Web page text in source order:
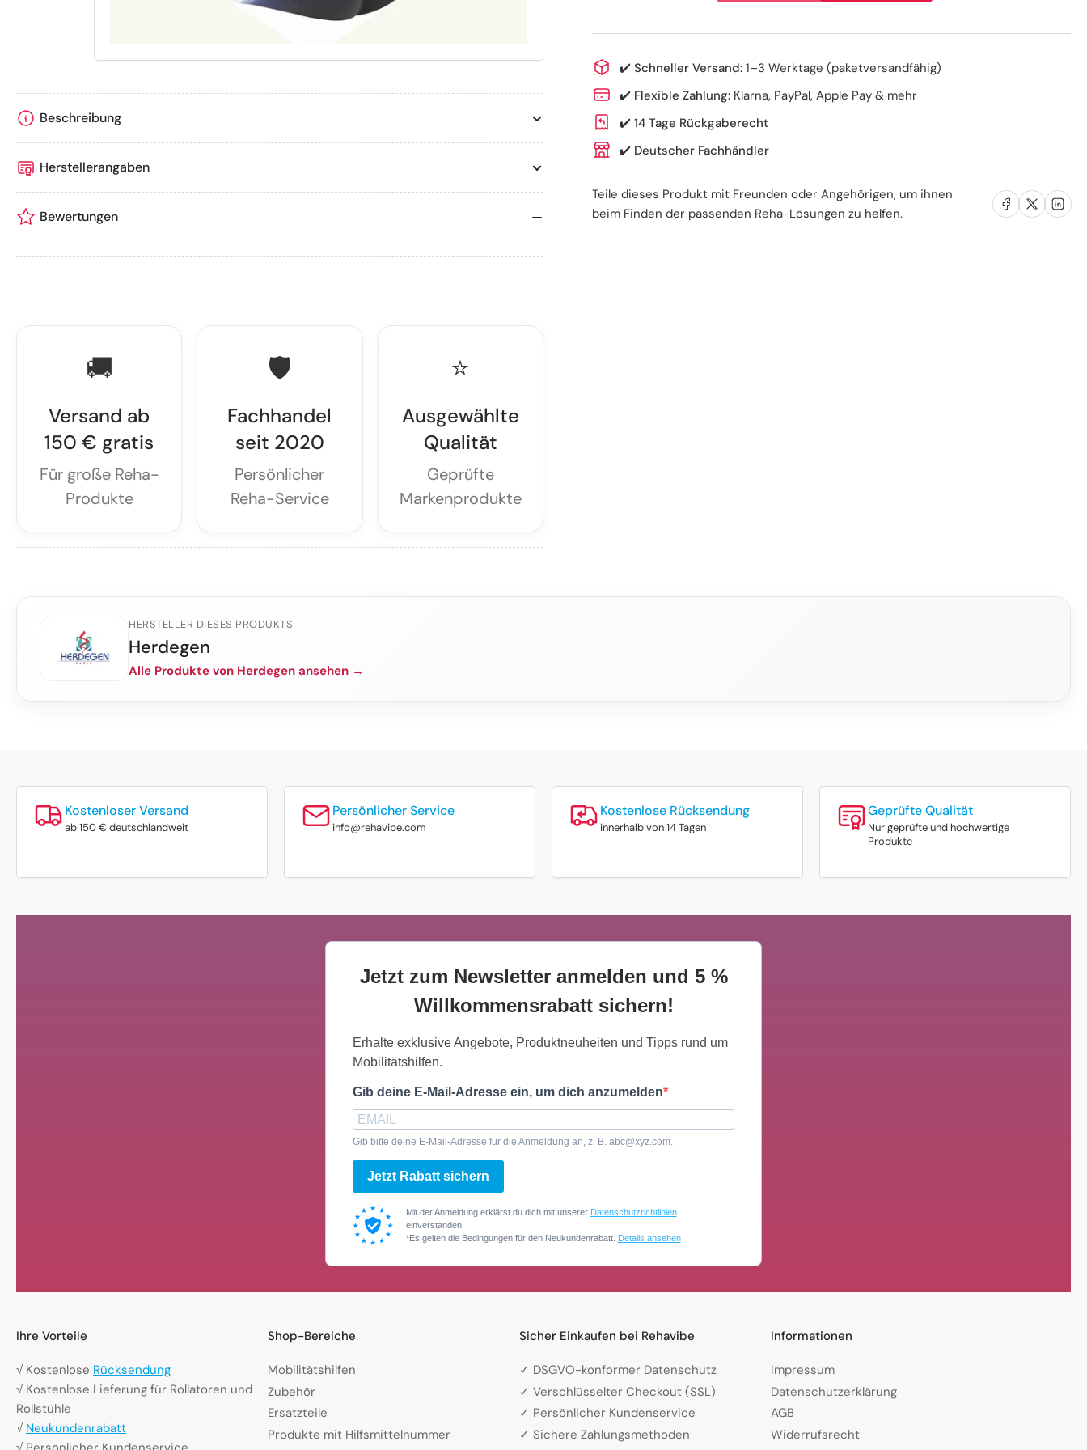
Sicherheitsleuchte
Gehhilfen
-
Silverlux®
erhöhen
Sicherheitsleuchte
Gehhilfen
-
✔️ Schneller Versand: 1–3 Werktage (paketversandfähig)
✔️ Flexible Zahlung: Klarna, PayPal, Apple Pay & mehr
✔️ 14 Tage Rückgaberecht
✔️ Deutscher Fachhändler
Teile dieses Produkt mit Freunden oder Angehörigen, um ihnen
beim Finden der passenden Reha-Lösungen zu helfen.
Auf Facebook teilenAuf X teilenAuf LinkedIn
Beschreibung
Herstellerangaben
Bewertungen
🚚
Versand ab
150 € gratis
Für große Reha-
Produkte
🛡️
Fachhandel
seit 2020
Persönlicher
Reha-Service
⭐
Ausgewählte
Qualität
Geprüfte
Markenprodukte
HERSTELLER DIESES PRODUKTS
Herdegen
Alle Produkte von Herdegen ansehen →
Kostenloser Versand
ab 150 € deutschlandweit
Persönlicher Service
info@rehavibe.com
Kostenlose Rücksendung
innerhalb von 14 Tagen
Geprüfte Qualität
Nur geprüfte und hochwertige
Produkte
Jetzt zum Newsletter anmelden und 5 %
Willkommensrabatt sichern!
Erhalte exklusive Angebote, Produktneuheiten und Tipps rund um
Mobilitätshilfen.
Gib deine E-Mail-Adresse ein, um dich anzumelden
Gib bitte deine E-Mail-Adresse für die Anmeldung an, z. B. abc@xyz.com.
Jetzt Rabatt sichern
Mit der Anmeldung erklärst du dich mit unserer Datenschutzrichtlinien
einverstanden.
*Es gelten die Bedingungen für den Neukundenrabatt.
Details ansehen
Ihre Vorteile
√ Kostenlose Rücksendung
√ Kostenlose Lieferung für Rollatoren und
Rollstühle
√ Neukundenrabatt
Shop-Bereiche
Mobilitätshilfen
Zubehör
Ersatzteile
Produkte mit Hilfsmittelnummer
Sicher Einkaufen bei Rehavibe
✓ DSGVO-konformer Datenschutz
✓ Verschlüsselter Checkout (SSL)
✓ Persönlicher Kundenservice
✓ Sichere Zahlungsmethoden
Informationen
Impressum
Datenschutzerklärung
AGB
Widerrufsrecht